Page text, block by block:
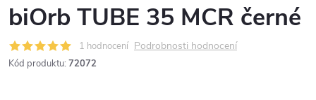
biOrb TUBE 35 MCR černé
1 hodnocení Podrobnosti hodnocení
Kód produktu: 72072